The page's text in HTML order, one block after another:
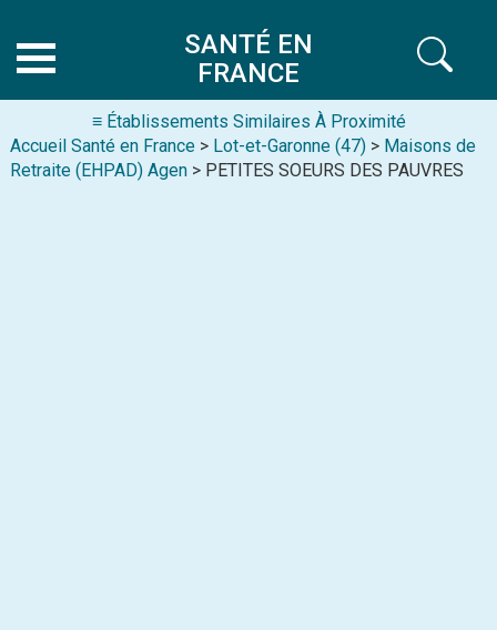
SANTÉ EN
FRANCE
≡ Établissements Similaires À Proximité
Accueil Santé en France > Lot-et-Garonne (47) > Maisons de
Retraite (EHPAD) Agen > PETITES SOEURS DES PAUVRES